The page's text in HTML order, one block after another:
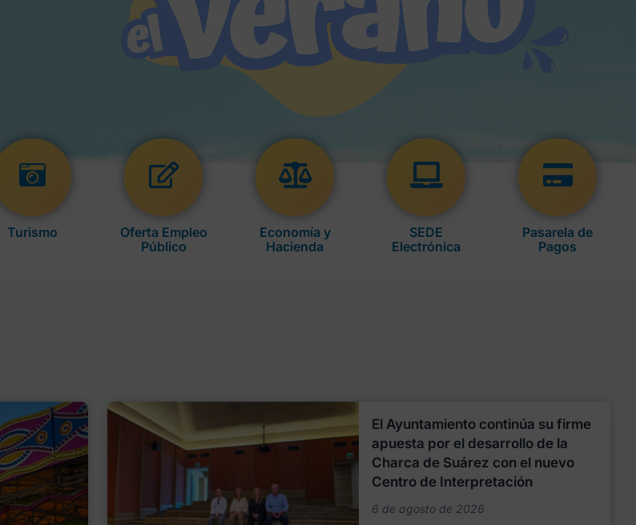
Turismo
Oferta Empleo
Público
Economía y
Hacienda
SEDE
Electrónica
Pasarela de
Pagos
El Ayuntamiento continúa su firme
apuesta por el desarrollo de la
Charca de Suárez con el nuevo
Centro de Interpretación
6 de agosto de 2026